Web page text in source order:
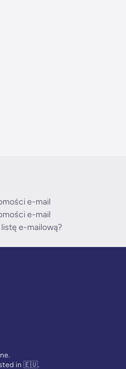
e-mail
e-mail
e-mailową?
in 🇪🇺.